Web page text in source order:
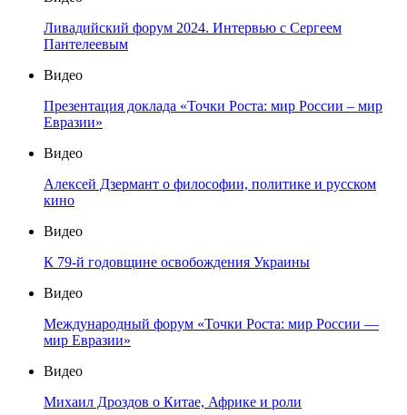
Ливадийский форум 2024. Интервью с Сергеем
Пантелеевым
Видео
Презентация доклада «Точки Роста: мир России – мир
Евразии»
Видео
Алексей Дзермант о философии, политике и русском
кино
Видео
К 79-й годовщине освобождения Украины
Видео
Международный форум «Точки Роста: мир России —
мир Евразии»
Видео
Михаил Дроздов о Китае, Африке и роли